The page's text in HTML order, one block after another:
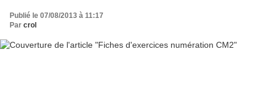
Publié le 07/08/2013 à 11:17
Par crol